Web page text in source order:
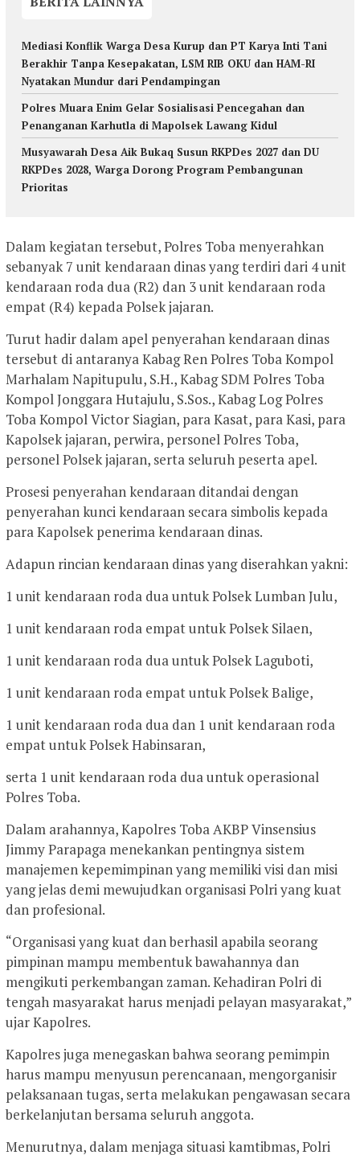
Mediasi Konflik Warga Desa Kurup dan PT Karya Inti Tani
Berakhir Tanpa Kesepakatan, LSM RIB OKU dan HAM-RI
Nyatakan Mundur dari Pendampingan
Polres Muara Enim Gelar Sosialisasi Pencegahan dan
Penanganan Karhutla di Mapolsek Lawang Kidul
Musyawarah Desa Aik Bukaq Susun RKPDes 2027 dan DU
RKPDes 2028, Warga Dorong Program Pembangunan
Prioritas
Dalam kegiatan tersebut, Polres Toba menyerahkan
sebanyak 7 unit kendaraan dinas yang terdiri dari 4 unit
kendaraan roda dua (R2) dan 3 unit kendaraan roda
empat (R4) kepada Polsek jajaran.
Turut hadir dalam apel penyerahan kendaraan dinas
tersebut di antaranya Kabag Ren Polres Toba Kompol
Marhalam Napitupulu, S.H., Kabag SDM Polres Toba
Kompol Jonggara Hutajulu, S.Sos., Kabag Log Polres
Toba Kompol Victor Siagian, para Kasat, para Kasi, para
Kapolsek jajaran, perwira, personel Polres Toba,
personel Polsek jajaran, serta seluruh peserta apel.
Prosesi penyerahan kendaraan ditandai dengan
penyerahan kunci kendaraan secara simbolis kepada
para Kapolsek penerima kendaraan dinas.
Adapun rincian kendaraan dinas yang diserahkan yakni:
1 unit kendaraan roda dua untuk Polsek Lumban Julu,
1 unit kendaraan roda empat untuk Polsek Silaen,
1 unit kendaraan roda dua untuk Polsek Laguboti,
1 unit kendaraan roda empat untuk Polsek Balige,
1 unit kendaraan roda dua dan 1 unit kendaraan roda
empat untuk Polsek Habinsaran,
serta 1 unit kendaraan roda dua untuk operasional
Polres Toba.
Dalam arahannya, Kapolres Toba AKBP Vinsensius
Jimmy Parapaga menekankan pentingnya sistem
manajemen kepemimpinan yang memiliki visi dan misi
yang jelas demi mewujudkan organisasi Polri yang kuat
dan profesional.
“Organisasi yang kuat dan berhasil apabila seorang
pimpinan mampu membentuk bawahannya dan
mengikuti perkembangan zaman. Kehadiran Polri di
tengah masyarakat harus menjadi pelayan masyarakat,”
ujar Kapolres.
Kapolres juga menegaskan bahwa seorang pemimpin
harus mampu menyusun perencanaan, mengorganisir
pelaksanaan tugas, serta melakukan pengawasan secara
berkelanjutan bersama seluruh anggota.
Menurutnya, dalam menjaga situasi kamtibmas, Polri